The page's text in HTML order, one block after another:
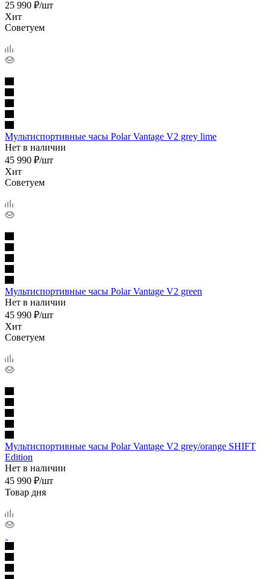
25 990 ₽/шт
Хит
Советуем
Мультиспортивные часы Polar Vantage V2 grey lime
Нет в наличии
45 990 ₽/шт
Хит
Советуем
Мультиспортивные часы Polar Vantage V2 green
Нет в наличии
45 990 ₽/шт
Хит
Советуем
Мультиспортивные часы Polar Vantage V2 grey/orange SHIFT
Edition
Нет в наличии
45 990 ₽/шт
Товар дня